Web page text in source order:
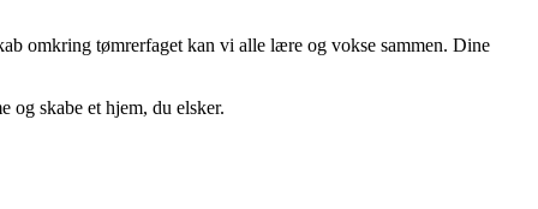
omkring tømrerfaget kan vi alle lære og vokse sammen. Dine
og skabe et hjem, du elsker.